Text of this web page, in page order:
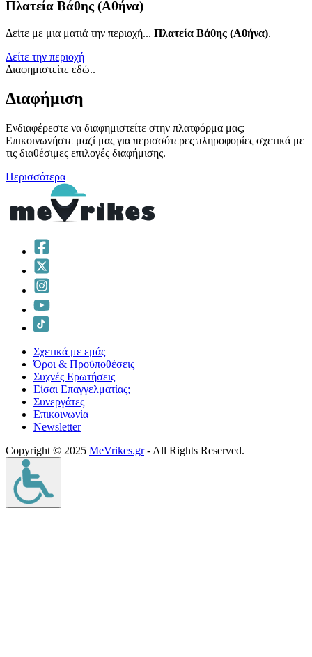
Πλατεία Βάθης (Αθήνα)
Δείτε με μια ματιά την περιοχή... Πλατεία Βάθης (Αθήνα).
Δείτε την περιοχή
Διαφημιστείτε εδώ..
Διαφήμιση
Ενδιαφέρεστε να διαφημιστείτε στην πλατφόρμα μας;
Επικοινωνήστε μαζί μας για περισσότερες πληροφορίες σχετικά με
τις διαθέσιμες επιλογές διαφήμισης.
Περισσότερα
Σχετικά με εμάς
Όροι & Προϋποθέσεις
Συχνές Ερωτήσεις
Είσαι Επαγγελματίας;
Συνεργάτες
Επικοινωνία
Νewsletter
Copyright © 2025 MeVrikes.gr- All Rights Reserved.